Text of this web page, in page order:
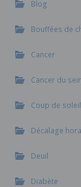
Blog
Bouffées de
Cancer
Cancer du sein
Coup de soleil
Décalage
Deuil
Diabète